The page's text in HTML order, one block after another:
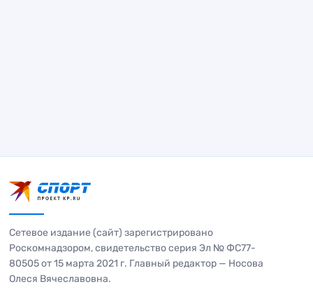
Сетевое издание (сайт) зарегистрировано
Роскомнадзором, свидетельство серия Эл № ФС77-
80505 от 15 марта 2021 г. Главный редактор — Носова
Олеся Вячеславовна.